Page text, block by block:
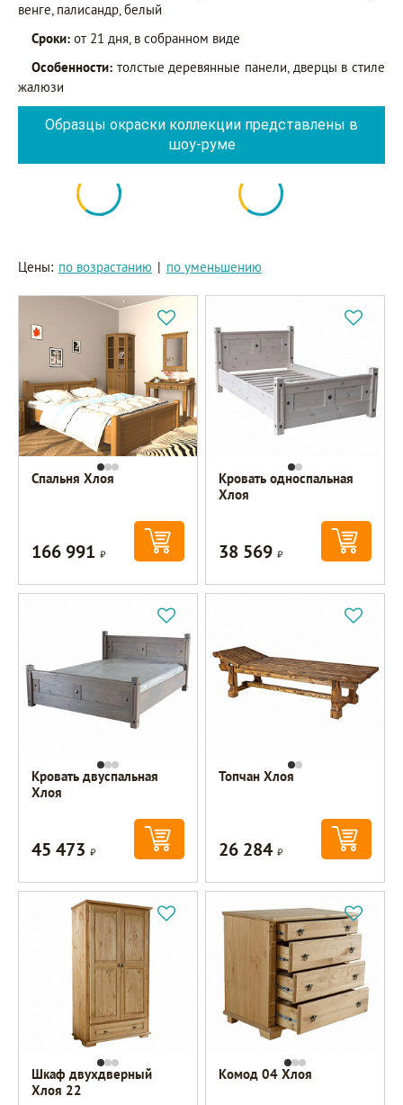
венге, палисандр, белый
Сроки: от 21 дня, в собранном виде
Особенности: толстые деревянные панели, дверцы в стиле
жалюзи
Образцы окраски коллекции представлены в
шоу-руме
Цены: по возрастанию | по уменьшению
Спальня Хлоя
166 991Р
Кровать односпальная
Хлоя
38 569Р
Кровать двуспальная
Хлоя
45 473Р
Топчан Хлоя
26 284Р
Шкаф двухдверный
Хлоя 22
Комод 04 Хлоя